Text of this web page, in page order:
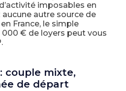
imposables en
aucune autre source de
France, le simple
€ de loyers peut vous
couple mixte,
de départ